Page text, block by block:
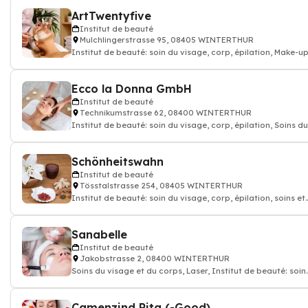
ArtTwentyfive
Institut de beauté
Mulchlingerstrasse 95, 08405 WINTERTHUR
Institut de beauté: soin du visage, corp, épilation, Make-
Ecco la Donna GmbH
Institut de beauté
Technikumstrasse 62, 08400 WINTERTHUR
Institut de beauté: soin du visage, corp, épilation, Soins du
Schönheitswahn
Institut de beauté
Tösstalstrasse 254, 08405 WINTERTHUR
Institut de beauté: soin du visage, corp, épilation, soins et
Sanabelle
Institut de beauté
Jakobstrasse 2, 08400 WINTERTHUR
Soins du visage et du corps, Laser, Institut de beauté: soin